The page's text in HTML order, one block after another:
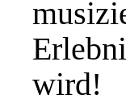
wird!